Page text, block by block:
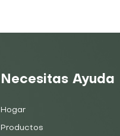
Necesitas Ayuda
Hogar
Productos